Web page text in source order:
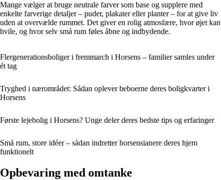
Mange vælger at bruge neutrale farver som base og supplere med
enkelte farverige detaljer – puder, plakater eller planter – for at give liv
uden at overvælde rummet. Det giver en rolig atmosfære, hvor øjet kan
hvile, og hvor selv små rum føles åbne og indbydende.
Flergenerationsboliger i fremmarch i Horsens – familier samles under
ét tag
Tryghed i nærområdet: Sådan oplever beboerne deres boligkvarter i
Horsens
Første lejebolig i Horsens? Unge deler deres bedste tips og erfaringer
Små rum, store idéer – sådan indretter horsensianere deres hjem
funktionelt
Opbevaring med omtanke